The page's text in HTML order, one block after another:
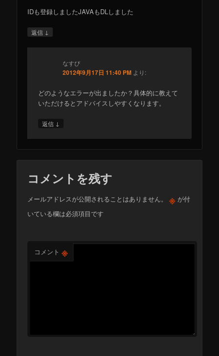
IDも登録しましたJAVAもDLしました
返信 ↓
なすび
2012年9月17日 11:40 PM より:
どのようなエラーが出ましたか？具体的に教えて
いただけるとアドバイスしやすくなります。
返信 ↓
コメントを残す
メールアドレスが公開されることはありません。 ※ が付
いている欄は必須項目です
コメント ※